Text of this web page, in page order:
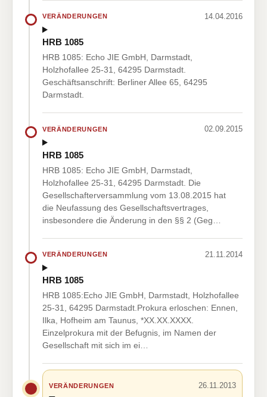
VERÄNDERUNGEN 14.04.2016
HRB 1085
HRB 1085: Echo JIE GmbH, Darmstadt,
Holzhofallee 25-31, 64295 Darmstadt.
Geschäftsanschrift: Berliner Allee 65, 64295
Darmstadt.
VERÄNDERUNGEN 02.09.2015
HRB 1085
HRB 1085: Echo JIE GmbH, Darmstadt,
Holzhofallee 25-31, 64295 Darmstadt. Die
Gesellschafterversammlung vom 13.08.2015 hat
die Neufassung des Gesellschaftsvertrages,
insbesondere die Änderung in den §§ 2 (Geg…
VERÄNDERUNGEN 21.11.2014
HRB 1085
HRB 1085:Echo JIE GmbH, Darmstadt, Holzhofallee
25-31, 64295 Darmstadt.Prokura erloschen: Ennen,
Ilka, Hofheim am Taunus, *XX.XX.XXXX.
Einzelprokura mit der Befugnis, im Namen der
Gesellschaft mit sich im ei…
VERÄNDERUNGEN 26.11.2013